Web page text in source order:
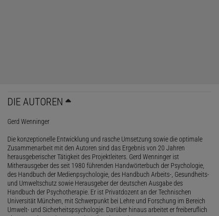
DIE AUTOREN
Gerd Wenninger
Die konzeptionelle Entwicklung und rasche Umsetzung sowie die optimale
Zusammenarbeit mit den Autoren sind das Ergebnis von 20 Jahren
herausgeberischer Tätigkeit des Projektleiters. Gerd Wenninger ist
Mitherausgeber des seit 1980 führenden Handwörterbuch der Psychologie,
des Handbuch der Medienpsychologie, des Handbuch Arbeits-, Gesundheits-
und Umweltschutz sowie Herausgeber der deutschen Ausgabe des
Handbuch der Psychotherapie. Er ist Privatdozent an der Technischen
Universität München, mit Schwerpunkt bei Lehre und Forschung im Bereich
Umwelt- und Sicherheitspsychologie. Darüber hinaus arbeitet er freiberuflich